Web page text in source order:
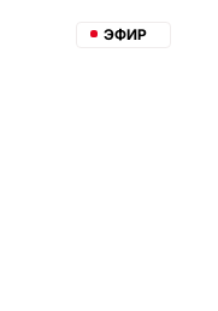
ЭФИР